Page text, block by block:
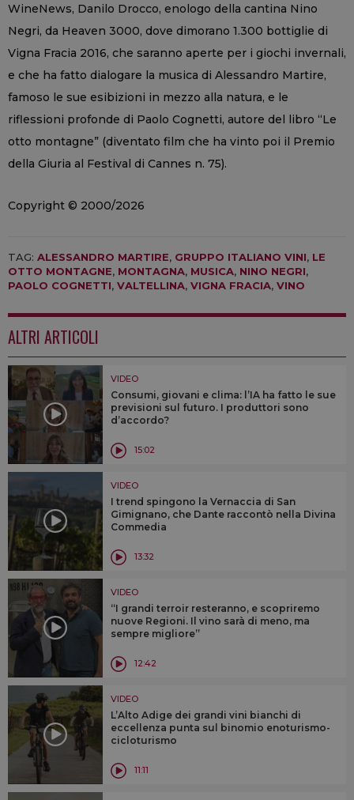
WineNews, Danilo Drocco, enologo della cantina Nino
Negri, da Heaven 3000, dove dimorano 1.300 bottiglie di
Vigna Fracia 2016, che saranno aperte per i giochi invernali,
e che ha fatto dialogare la musica di Alessandro Martire,
famoso le sue esibizioni in mezzo alla natura, e le
riflessioni profonde di Paolo Cognetti, autore del libro “Le
otto montagne” (diventato film che ha vinto poi il Premio
della Giuria al Festival di Cannes n. 75).
Copyright © 2000/2026
TAG: ALESSANDRO MARTIRE, GRUPPO ITALIANO VINI, LE
OTTO MONTAGNE, MONTAGNA, MUSICA, NINO NEGRI,
PAOLO COGNETTI, VALTELLINA, VIGNA FRACIA, VINO
ALTRI ARTICOLI
VIDEO
Consumi, giovani e clima: l’IA ha fatto le sue
previsioni sul futuro. I produttori sono
d’accordo?
15:02
VIDEO
I trend spingono la Vernaccia di San
Gimignano, che Dante raccontò nella Divina
Commedia
13:32
VIDEO
“I grandi terroir resteranno, e scopriremo
nuove Regioni. Il vino sarà di meno, ma
sempre migliore”
12:42
VIDEO
L’Alto Adige dei grandi vini bianchi di
eccellenza punta sul binomio enoturismo-
cicloturismo
11:11